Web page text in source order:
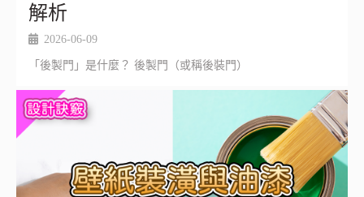
解析
2026-06-09
「後製門」是什麼？ 後製門（或稱後裝門）